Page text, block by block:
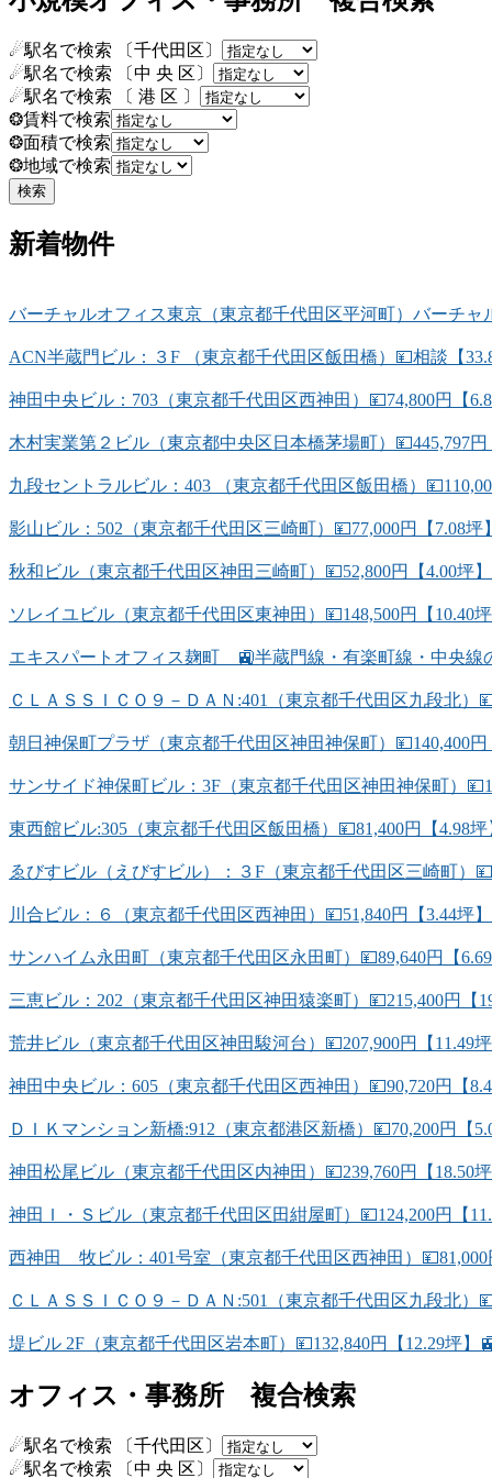
☄駅名で検索 〔千代田区〕
☄駅名で検索 〔中 央 区〕
☄駅名で検索 〔 港 区 〕
❂賃料で検索
❂面積で検索
❂地域で検索
新着物件
バーチャルオフィス東京（東京都千代田区平河町）バー
ACN半蔵門ビル：３F （東京都千代田区飯田橋）💴相談
神田中央ビル：703（東京都千代田区西神田）💴74,800円【
木村実業第２ビル（東京都中央区日本橋茅場町）💴445,797
九段セントラルビル：403 （東京都千代田区飯田橋）
影山ビル：502（東京都千代田区三崎町）💴77,000円【
秋和ビル（東京都千代田区神田三崎町）💴52,800円【4.00
ソレイユビル（東京都千代田区東神田）💴148,500円【
エキスパートオフィス麹町 🚉半蔵門線・有楽町線・中央線
ＣＬＡＳＳＩＣＯ９－ＤＡＮ:401（東京都千代田区九段北
朝日神保町プラザ（東京都千代田区神田神保町）💴140,400
サンサイド神保町ビル：3F（東京都千代田区神田神保町）
東西館ビル:305（東京都千代田区飯田橋）💴81,400円【
ゑびすビル（えびすビル）：３F（東京都千代田区三崎町）
川合ビル：６（東京都千代田区西神田）💴51,840円【3.44坪
サンハイム永田町（東京都千代田区永田町）💴89,640円【
三恵ビル：202（東京都千代田区神田猿楽町）💴215,400円
荒井ビル（東京都千代田区神田駿河台）💴207,900円【
神田中央ビル：605（東京都千代田区西神田）💴90,720円【
ＤＩＫマンション新橋:912（東京都港区新橋）💴70,200円
神田松尾ビル（東京都千代田区内神田）💴239,760円【18.50
神田Ｉ・Ｓビル（東京都千代田区田紺屋町）💴124,200円【
西神田 牧ビル：401号室（東京都千代田区西神田）💴81,000
ＣＬＡＳＳＩＣＯ９－ＤＡＮ:501（東京都千代田区九段北
堤ビル 2F（東京都千代田区岩本町）💴132,840円【12.29坪
オフィス・事務所 複合検索
☄駅名で検索 〔千代田区〕
☄駅名で検索 〔中 央 区〕